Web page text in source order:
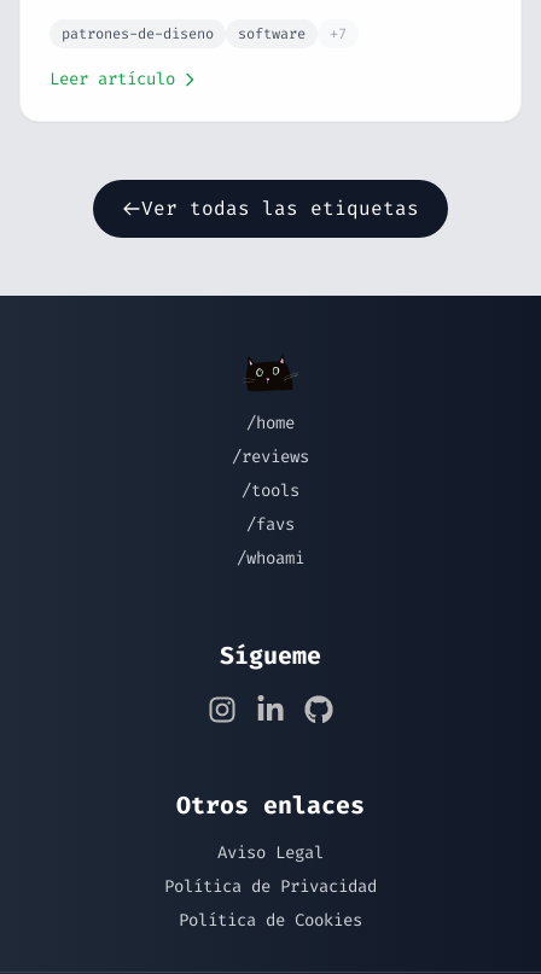
tareas y registros de actividad. Lo
remoto.
patrones-de-diseno software +7
Leer artículo
Ver todas las etiquetas
/home
/reviews
/tools
/favs
/whoami
Sígueme
Otros enlaces
Aviso Legal
Política de Privacidad
Política de Cookies